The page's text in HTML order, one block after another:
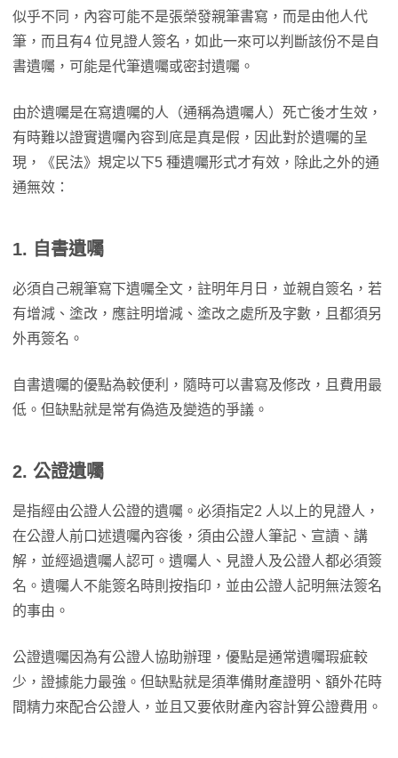
似乎不同，內容可能不是張榮發親筆書寫，而是由他人代
筆，而且有4 位見證人簽名，如此一來可以判斷該份不是自
書遺囑，可能是代筆遺囑或密封遺囑。
由於遺囑是在寫遺囑的人（通稱為遺囑人）死亡後才生效，
有時難以證實遺囑內容到底是真是假，因此對於遺囑的呈
現，《民法》規定以下5 種遺囑形式才有效，除此之外的通
通無效：
1. 自書遺囑
必須自己親筆寫下遺囑全文，註明年月日，並親自簽名，若
有增減、塗改，應註明增減、塗改之處所及字數，且都須另
外再簽名。
自書遺囑的優點為較便利，隨時可以書寫及修改，且費用最
低。但缺點就是常有偽造及變造的爭議。
2. 公證遺囑
是指經由公證人公證的遺囑。必須指定2 人以上的見證人，
在公證人前口述遺囑內容後，須由公證人筆記、宣讀、講
解，並經過遺囑人認可。遺囑人、見證人及公證人都必須簽
名。遺囑人不能簽名時則按指印，並由公證人記明無法簽名
的事由。
公證遺囑因為有公證人協助辦理，優點是通常遺囑瑕疵較
少，證據能力最強。但缺點就是須準備財產證明、額外花時
間精力來配合公證人，並且又要依財產內容計算公證費用。